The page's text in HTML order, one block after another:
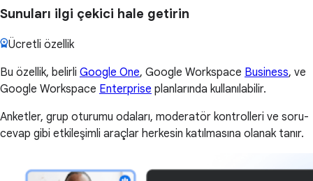
Sunuları ilgi çekici hale getirin
Ücretli özellik
Bu özellik, belirli Google One, Google Workspace Business, ve
Google Workspace Enterprise planlarında kullanılabilir.
Anketler, grup oturumu odaları, moderatör kontrolleri ve soru-
cevap gibi etkileşimli araçlar herkesin katılmasına olanak tanır.